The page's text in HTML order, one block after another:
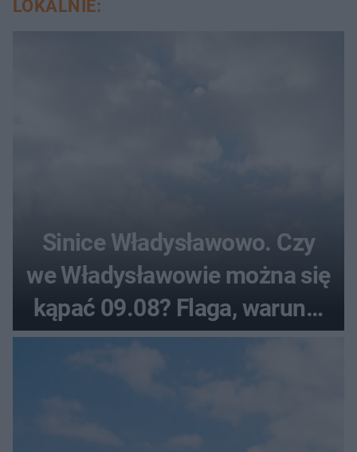
LOKALNIE:
Sinice Władysławowo. Czy
we Władysławowie można się
kąpać 09.08? Flaga, warunki
pogodowe